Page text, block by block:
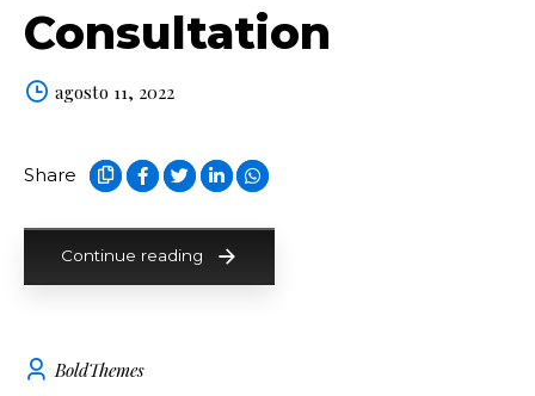
Consultation
agosto 11, 2022
Share
Continue reading
BoldThemes